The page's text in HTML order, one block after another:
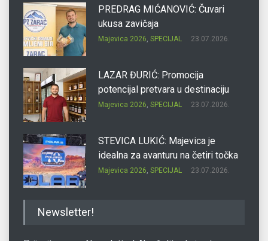
PREDRAG MIĆANOVIĆ: Čuvari
ukusa zavičaja
Majevica 2026, SPECIJAL 23.07.2026.
LAZAR ĐURIĆ: Promocija
potencijal pretvara u destinaciju
Majevica 2026, SPECIJAL 23.07.2026.
STEVICA LUKIĆ: Majevica je
idealna za avanturu na četiri točka
Majevica 2026, SPECIJAL 23.07.2026.
Newsletter!